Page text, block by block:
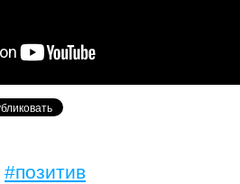
#позитив